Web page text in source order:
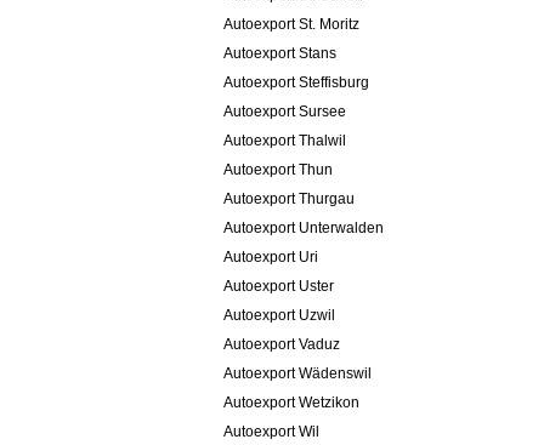
Autoexport St. Moritz
Autoexport Stans
Autoexport Steffisburg
Autoexport Sursee
Autoexport Thalwil
Autoexport Thun
Autoexport Thurgau
Autoexport Unterwalden
Autoexport Uri
Autoexport Uster
Autoexport Uzwil
Autoexport Vaduz
Autoexport Wädenswil
Autoexport Wetzikon
Autoexport Wil